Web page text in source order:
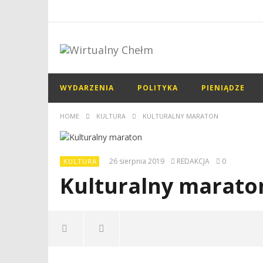
WYDARZENIA POLITYKA PIENIĄDZE
HOME KULTURA KULTURALNY MARATON
KULTURA 26 sierpnia 2019 REDAKCJA 0
Kulturalny